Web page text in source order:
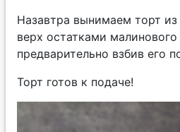
Назавтра вынимаем торт
верх остатками
предварительно взбив его
Торт готов к подаче!